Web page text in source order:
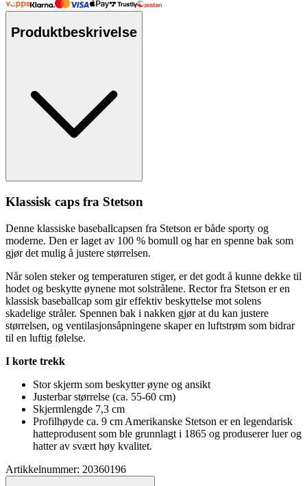
Produktbeskrivelse
Klassisk caps fra Stetson
Denne klassiske baseballcapsen fra Stetson er både sporty og
moderne. Den er laget av 100 % bomull og har en spenne bak som
gjør det mulig å justere størrelsen.
Når solen steker og temperaturen stiger, er det godt å kunne dekke til
hodet og beskytte øynene mot solstrålene. Rector fra Stetson er en
klassisk baseballcap som gir effektiv beskyttelse mot solens
skadelige stråler. Spennen bak i nakken gjør at du kan justere
størrelsen, og ventilasjonsåpningene skaper en luftstrøm som bidrar
til en luftig følelse.
I korte trekk
Stor skjerm som beskytter øyne og ansikt
Justerbar størrelse (ca. 55-60 cm)
Skjermlengde 7,3 cm
Profilhøyde ca. 9 cm Amerikanske Stetson er en legendarisk
hatteprodusent som ble grunnlagt i 1865 og produserer luer og
hatter av svært høy kvalitet.
Artikkelnummer: 20360196